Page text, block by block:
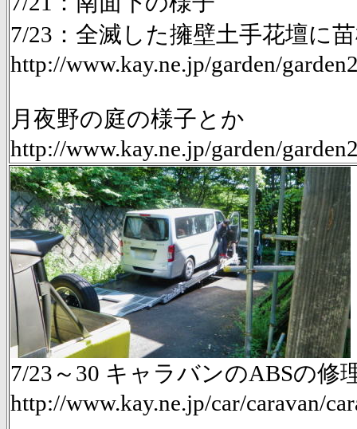
7/23：全滅した擁壁土手花壇に
http://www.kay.ne.jp/garden/
月夜野の庭の様子とか
http://www.kay.ne.jp/garden/
7/23～30 キャラバンのABSの修
http://www.kay.ne.jp/car/caravan/